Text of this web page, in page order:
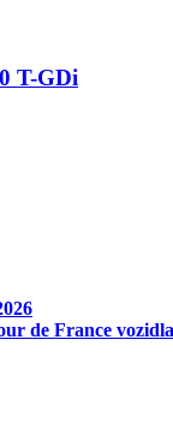
T-GDi
de France